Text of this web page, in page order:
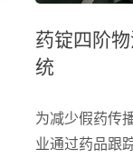
药锭四阶
统
为减少假药传
业通过药品跟